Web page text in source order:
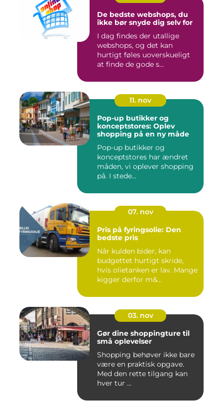
De bedste webshops, du
ikke bør snyde dig selv for
I dag findes der utallige
webshops, og det kan
hurtigt føles uoverskueligt
at finde de gode s...
11. nov
Pop-up butikker og
konceptstores: Oplev
shopping på en ny måde
Pop-up butikker og
konceptstores har ændret
måden, vi oplever shopping
på. I stede...
07. nov
Pris på fyringsolie: Den
bedste pris
Når kulden bider, kan
budgettet hurtigt skride,
hvis olietanken er lav. Mange
kigger derfor m&...
03. nov
Gør dine shoppingture til
små oplevelser
Shopping behøver ikke bare
være en praktisk opgave.
Med den rette tilgang kan
hver tur ...